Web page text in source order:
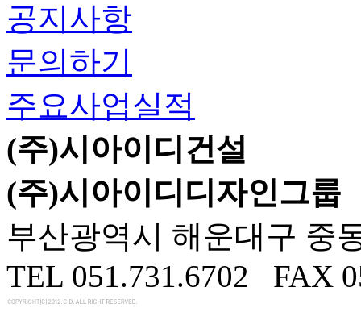
공지사항
문의하기
주요사업실적
(주)시아이디건설
(주)시아이디디자인그룹
부산광역시 해운대구 중
TEL 051.731.6702 FAX